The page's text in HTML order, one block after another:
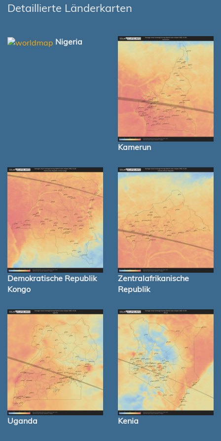
Detaillierte Länderkarten
Nigeria
Kamerun
Demokratische Republik
Kongo
Zentralafrikanische
Republik
Uganda Kenia